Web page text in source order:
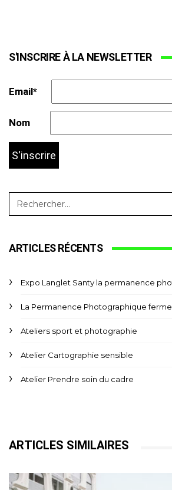
S'INSCRIRE À LA NEWSLETTER
Email*
Nom
ARTICLES RÉCENTS
Expo Langlet Santy la permanence
La Permanence Photographique
Ateliers sport et photographie
Atelier Cartographie sensible
Atelier Prendre soin du cadre
ARTICLES SIMILAIRES